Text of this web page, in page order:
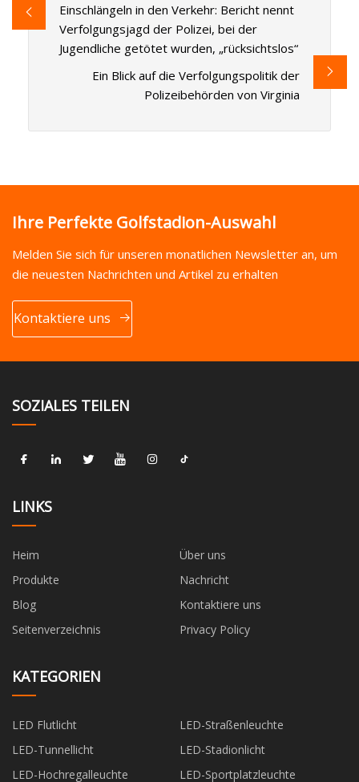
Einschlängeln in den Verkehr: Bericht nennt
Verfolgungsjagd der Polizei, bei der
Jugendliche getötet wurden, „rücksichtslos“
Ein Blick auf die Verfolgungspolitik der
Polizeibehörden von Virginia
Ihre Perfekte Golfstadion-Auswahl
Melden Sie sich für unseren monatlichen Newsletter an, um
die neuesten Nachrichten und Artikel zu erhalten
Kontaktiere uns
SOZIALES TEILEN
LINKS
Heim
Über uns
Produkte
Nachricht
Blog
Kontaktiere uns
Seitenverzeichnis
Privacy Policy
KATEGORIEN
LED Flutlicht
LED-Straßenleuchte
LED-Tunnellicht
LED-Stadionlicht
LED-Hochregalleuchte
LED-Sportplatzleuchte